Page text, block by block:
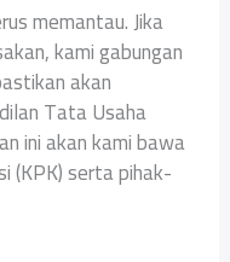
memantau. Jika
kami gabungan
akan
Tata Usaha
ini akan kami bawa
(KPK) serta pihak-